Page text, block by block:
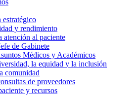
estratégico
y rendimiento
atención al paciente
de Gabinete
Médicos y Académicos
la equidad y la inclusión
comunidad
de proveedores
y recursos